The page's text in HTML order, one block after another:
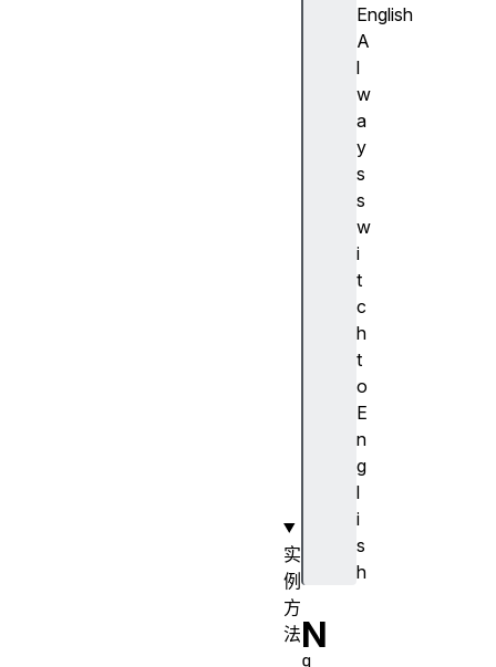
English
A
l
w
a
y
s
s
w
i
t
c
h
t
o
E
n
g
l
i
s
h
N
实
例
方
法
g